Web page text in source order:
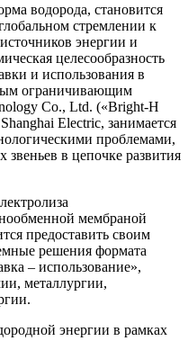
водорода, становится
стремлении к
энергии и
целесообразность
и использования в
ограничивающим
Co., Ltd. («Bright-H
Electric, занимается
проблемами,
звеньев в цепочке развития
мембраной
предоставить своим
решения формата
– использование»,
металлургии,
энергии в рамках